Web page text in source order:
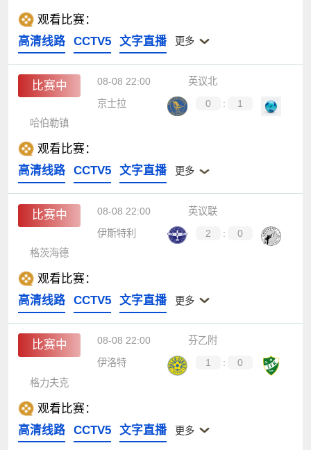
观看比赛：
高清线路
CCTV5 文字直播 更多
比赛中 08-08 22:00
英议北
京士拉
0 :
1
哈伯勒镇
观看比赛：
高清线路
CCTV5 文字直播 更多
比赛中 08-08 22:00
英议联
伊斯特利
2 :
0
格茨海德
观看比赛：
高清线路
CCTV5 文字直播 更多
比赛中 08-08 22:00
芬乙附
伊洛特
1 :
0
格力夫克
观看比赛：
高清线路
CCTV5 文字直播 更多